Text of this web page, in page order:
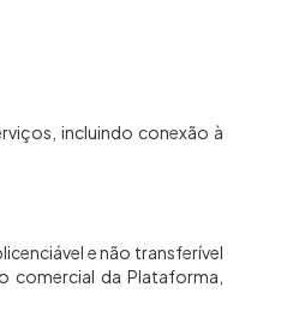
incluindo conexão à
e não transferível
comercial da Plataforma,